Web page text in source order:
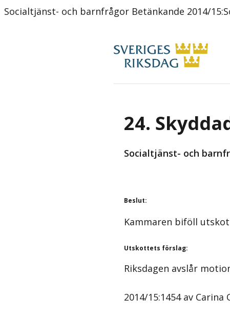
Socialtjänst- och barnfrågor Betänkande 2014/
24.
Socialtjänst- och
Beslut:
Kammaren biföll
Utskottets förslag:
Riksdagen avslår
2014/15:1454 av Carina